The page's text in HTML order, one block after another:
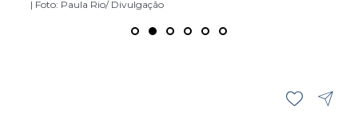
| Foto: Monique Araújo/ DW!
| Foto: Paula Rio/ Divulgação
| Foto: Paula Rio/ Divulgação
| Foto: Fabiano Sanches/ DW!
| Foto: Monique Araújo/ DW!
| Foto: Monique Araújo/ DW!